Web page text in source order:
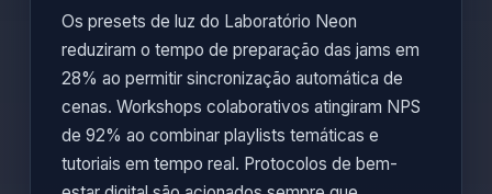
Os presets de luz do Laboratório Neon
reduziram o tempo de preparação das jams em
28% ao permitir sincronização automática de
cenas. Workshops colaborativos atingiram NPS
de 92% ao combinar playlists temáticas e
tutoriais em tempo real. Protocolos de bem-